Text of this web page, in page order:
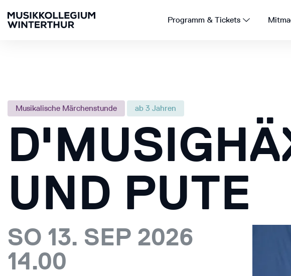
Programm & Tickets
Musikalische Märchenstunde ab 3 Jahren
UND PUTE
SO 13. SEP 2026
14.00